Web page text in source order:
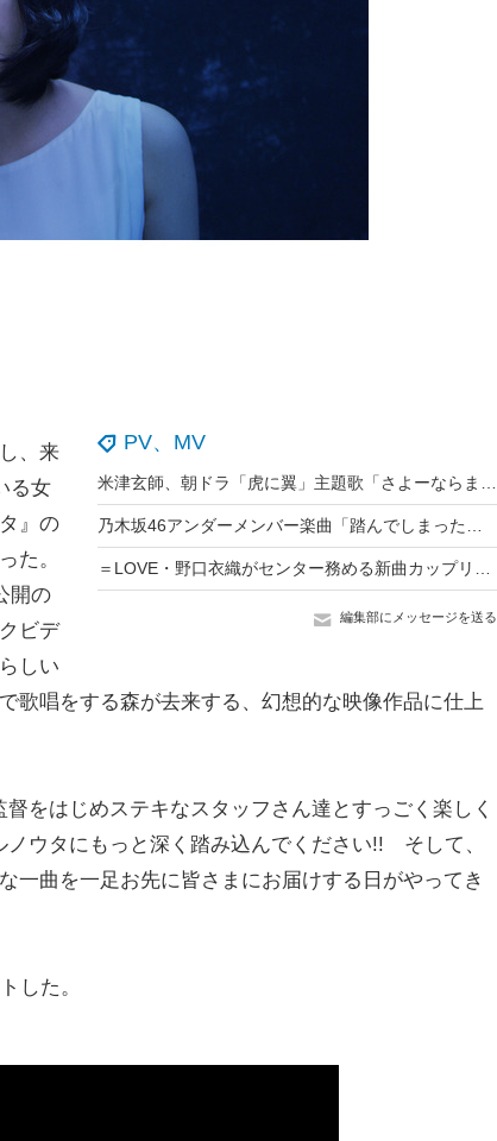
PV、MV
編集部にメッセージを送る
、来
る女
』の
た。
開の
ビデ
しい
歌唱をする森が去来する、幻想的な映像作品に仕上
をはじめステキなスタッフさん達とすっごく楽しく
ウタにもっと深く踏み込んでください!! そして、
一曲を一足お先に皆さまにお届けする日がやってき
した。